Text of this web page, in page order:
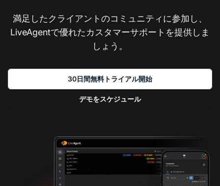
満足したクライアントのコミュニティに参加し、
LiveAgentで優れたカスタマーサポートを提供しま
しょう。
30日間無料トライアル開始
デモをスケジュール